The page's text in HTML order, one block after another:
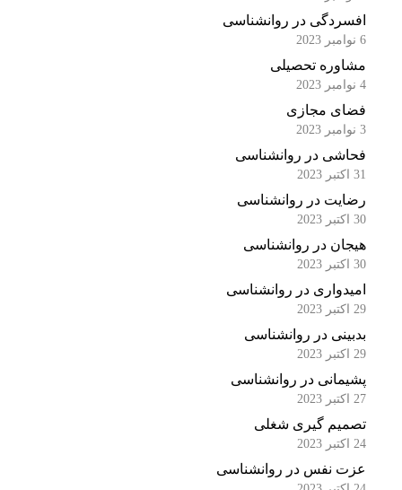
افسردگی در روانشناسی
مشاوره تحصیلی
فضای مجازی
فحاشی در روانشناسی
رضایت در روانشناسی
هیجان در روانشناسی
امیدواری در روانشناسی
بدبینی در روانشناسی
پشیمانی در روانشناسی
تصمیم گیری شغلی
عزت نفس در روانشناسی